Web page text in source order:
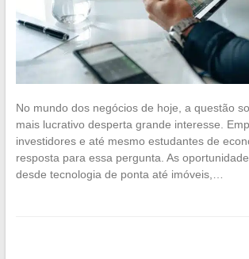
No mundo dos negócios de hoje, a questão
mais lucrativo desperta grande interesse.
investidores e até mesmo estudantes de
resposta para essa pergunta. As
desde tecnologia de ponta até imóveis,…